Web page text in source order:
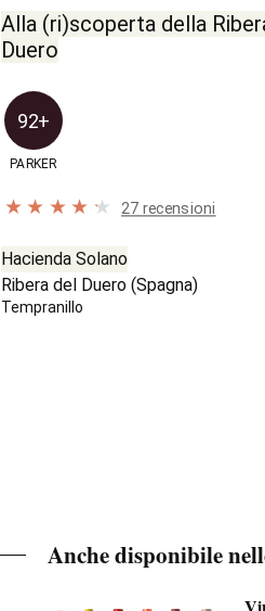
Alla (ri)scoperta della
Duero
92+
PARKER
27 recensioni
Hacienda Solano
Ribera del Duero (Spagna)
Tempranillo
Anche disponibile